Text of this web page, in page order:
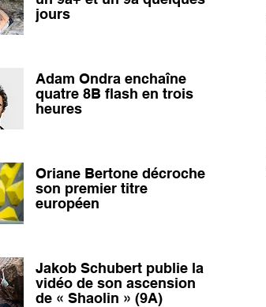
jours
Adam Ondra enchaîne
quatre 8B flash en trois
heures
Oriane Bertone décroche
son premier titre
européen
Jakob Schubert publie la
vidéo de son ascension
de « Shaolin » (9A)